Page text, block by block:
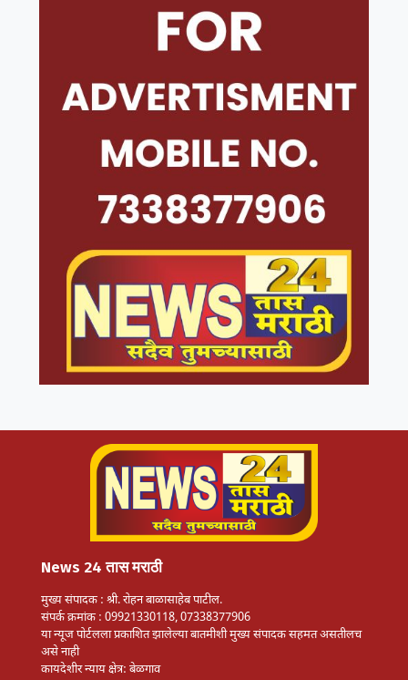
News 24 तास मराठी
मुख्य संपादक : श्री. रोहन बाळासाहेब पाटील.
संपर्क क्रमांक : 09921330118, 07338377906
या न्यूज पोर्टलला प्रकाशित झालेल्या बातमीशी मुख्य संपादक सहमत असतीलच
असे नाही
कायदेशीर न्याय क्षेत्र: बेळगाव